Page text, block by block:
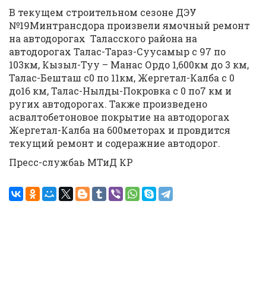
В текущем строительном сезоне ДЭУ
№19Минтрансдора произвели ямочный ремонт
на автодорогах Таласского района на
автодорогах Талас-Тараз-Суусамыр с 97 по
103км, Кызыл-Туу – Манас Ордо 1,600км до 3 км,
Талас-Бешташ с0 по 11км, Жергетал-Калба с 0
до16 км, Талас-Нылды-Покровка с 0 по7 км и
ругих автодорогах. Также произведено
асвалтобетоновое покрытие на автодорогах
Жергетал-Калба на 600меторах и провдится
текущий ремонт и содеражние автодорог.
Пресс-службаь МТиД КР